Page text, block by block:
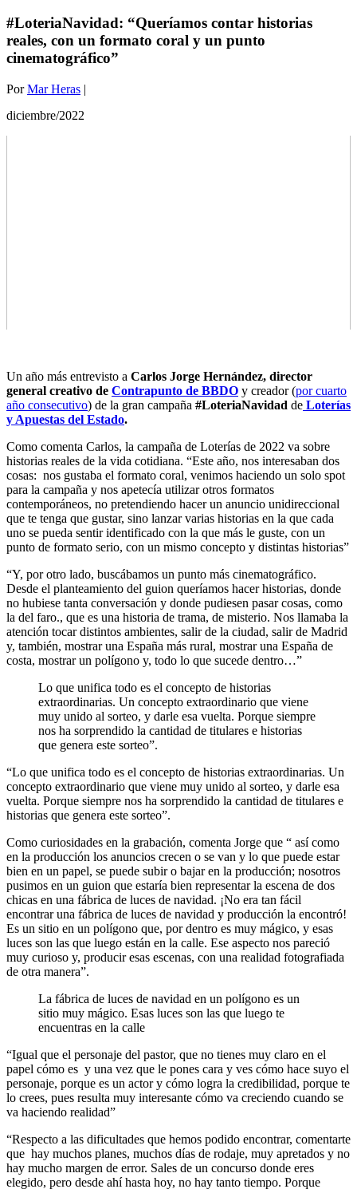
#LoteriaNavidad: “Queríamos contar historias
reales, con un formato coral y un punto
cinematográfico”
PorMar Heras |
diciembre/2022
Un año más entrevisto a Carlos Jorge Hernández, director
general creativo de Contrapunto de BBDO y creador (por cuarto
año consecutivo) de la gran campaña #LoteriaNavidad de Loterías
y Apuestas del Estado.
Como comenta Carlos, la campaña de Loterías de 2022 va sobre
historias reales de la vida cotidiana. “Este año, nos interesaban dos
cosas: nos gustaba el formato coral, venimos haciendo un solo spot
para la campaña y nos apetecía utilizar otros formatos
contemporáneos, no pretendiendo hacer un anuncio unidireccional
que te tenga que gustar, sino lanzar varias historias en la que cada
uno se pueda sentir identificado con la que más le guste, con un
punto de formato serio, con un mismo concepto y distintas historias”
“Y, por otro lado, buscábamos un punto más cinematográfico.
Desde el planteamiento del guion queríamos hacer historias, donde
no hubiese tanta conversación y donde pudiesen pasar cosas, como
la del faro., que es una historia de trama, de misterio. Nos llamaba la
atención tocar distintos ambientes, salir de la ciudad, salir de Madrid
y, también, mostrar una España más rural, mostrar una España de
costa, mostrar un polígono y, todo lo que sucede dentro…”
Lo que unifica todo es el concepto de historias
extraordinarias. Un concepto extraordinario que viene
muy unido al sorteo, y darle esa vuelta. Porque siempre
nos ha sorprendido la cantidad de titulares e historias
que genera este sorteo”.
“Lo que unifica todo es el concepto de historias extraordinarias. Un
concepto extraordinario que viene muy unido al sorteo, y darle esa
vuelta. Porque siempre nos ha sorprendido la cantidad de titulares e
historias que genera este sorteo”.
Como curiosidades en la grabación, comenta Jorge que “ así como
en la producción los anuncios crecen o se van y lo que puede estar
bien en un papel, se puede subir o bajar en la producción; nosotros
pusimos en un guion que estaría bien representar la escena de dos
chicas en una fábrica de luces de navidad. ¡No era tan fácil
encontrar una fábrica de luces de navidad y producción la encontró!
Es un sitio en un polígono que, por dentro es muy mágico, y esas
luces son las que luego están en la calle. Ese aspecto nos pareció
muy curioso y, producir esas escenas, con una realidad fotografiada
de otra manera”.
La fábrica de luces de navidad en un polígono es un
sitio muy mágico. Esas luces son las que luego te
encuentras en la calle
“Igual que el personaje del pastor, que no tienes muy claro en el
papel cómo es y una vez que le pones cara y ves cómo hace suyo el
personaje, porque es un actor y cómo logra la credibilidad, porque te
lo crees, pues resulta muy interesante cómo va creciendo cuando se
va haciendo realidad”
“Respecto a las dificultades que hemos podido encontrar, comentarte
que hay muchos planes, muchos días de rodaje, muy apretados y no
hay mucho margen de error. Sales de un concurso donde eres
elegido, pero desde ahí hasta hoy, no hay tanto tiempo. Porque